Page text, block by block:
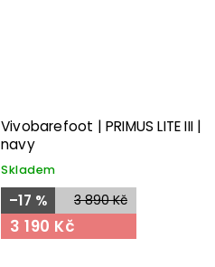
Vivobarefoot | PRIMUS LITE III |
navy
Skladem
3 890 Kč
–17 %
3 190 Kč